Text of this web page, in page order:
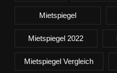
Mietspiegel
Mietspiegel 2022
Mietspiegel Vergleich